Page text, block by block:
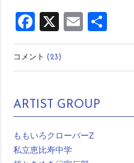
Facebook
X Email
有
コメント(23)
ARTIST GROUP
ももいろクローバーZ
私立恵比寿中学